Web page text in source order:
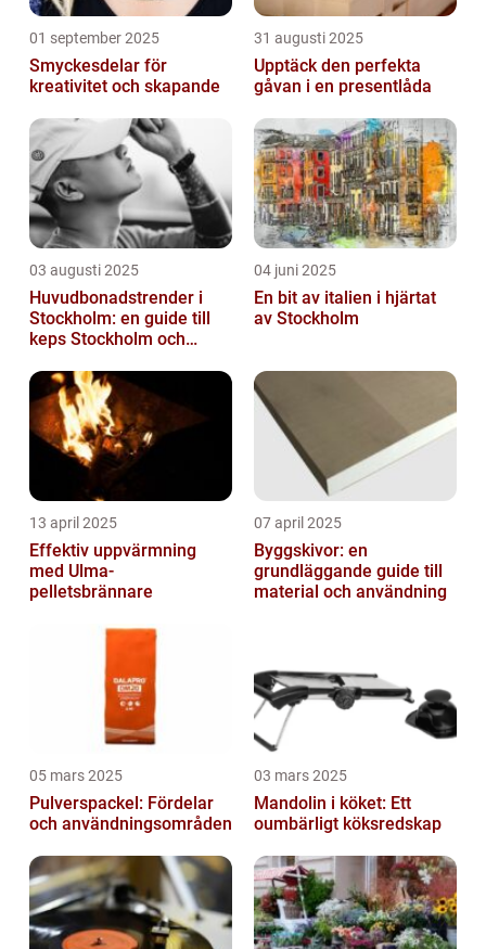
01 september 2025
Smyckesdelar för
kreativitet och skapande
31 augusti 2025
Upptäck den perfekta
gåvan i en presentlåda
03 augusti 2025
Huvudbonadstrender i
Stockholm: en guide till
keps Stockholm och
04 juni 2025
En bit av italien i hjärtat
av Stockholm
13 april 2025
Effektiv uppvärmning
med Ulma-
pelletsbrännare
07 april 2025
Byggskivor: en
grundläggande guide till
material och användning
05 mars 2025
Pulverspackel: Fördelar
och användningsområden
03 mars 2025
Mandolin i köket: Ett
oumbärligt köksredskap